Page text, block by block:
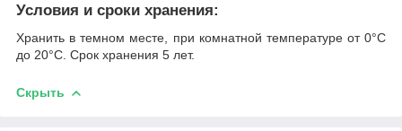
Условия и сроки хранения:
Хранить в темном месте, при комнатной температуре от 0°С
до 20°С. Срок хранения 5 лет.
Скрыть